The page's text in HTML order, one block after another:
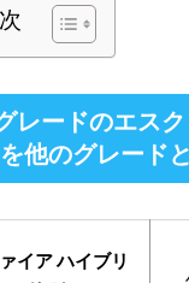
レードのエス
他のグレード
イア ハイブリ